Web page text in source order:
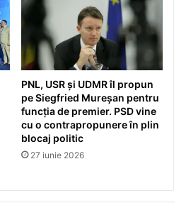
PNL, USR și UDMR îl propun
pe Siegfried Mureșan pentru
funcția de premier. PSD vine
cu o contrapropunere în plin
blocaj politic
27 iunie 2026